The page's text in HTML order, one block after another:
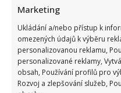
Marketing
Ukládání a/nebo přístup k
omezených údajů k výběru
personalizovanou reklamu,
personalizované reklamy,
obsah, Používání profilů pro
Rozvoj a zlepšování služeb,